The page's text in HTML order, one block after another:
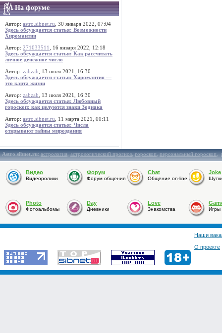
На форуме
Автор: astro.sibnet.ru , 30 января 2022, 07:04
Здесь обсуждается статья: Возможности
Хиромантии
Автор: 271033511
, 16 января 2022, 12:18
Здесь обсуждается статья: Как рассчитать
личное денежное число
Автор: zabzab , 13 июля 2021, 16:30
Здесь обсуждается статья: Хиромантия —
это карта жизни
Автор: zabzab , 13 июля 2021, 16:30
Здесь обсуждается статья: Любовный
гороскоп: как целуются знаки Зодиака
Автор: astro.sibnet.ru , 11 марта 2021, 00:11
Здесь обсуждается статья: Числа
открывают тайны мироздания
Astro.sibnet.ru:астрология,астрологический прогноз,гороскоп,персональный гороскоп,
Видео
Видеоролики
Форум
Форум общения
Chat
Общение on-line
Joke
Photo
Фотоальбомы
Day
Дневники
Love
Знакомства Игры
Наши
О проекте